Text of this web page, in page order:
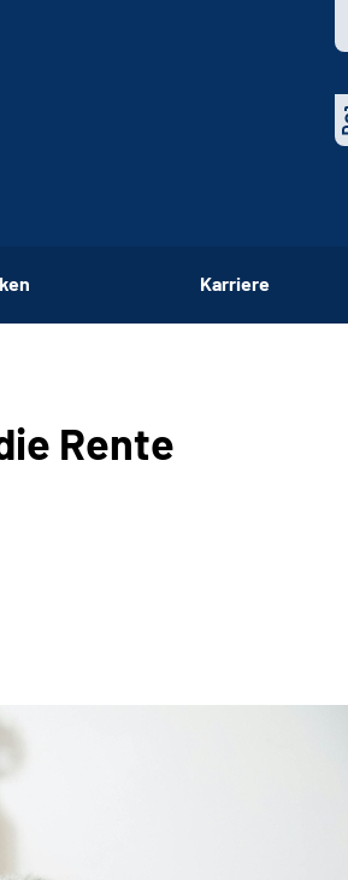
Karriere
Rente